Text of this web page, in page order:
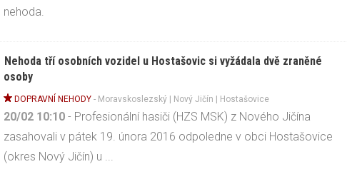
nehoda.
Nehoda tří osobních vozidel u Hostašovic si vyžádala dvě zraněné
osoby
DOPRAVNÍ NEHODY - Moravskoslezský | Nový Jičín | Hostašovice
20/02 10:10 - Profesionální hasiči (HZS MSK) z Nového Jičína
zasahovali v pátek 19. února 2016 odpoledne v obci Hostašovice
(okres Nový Jičín) u ...